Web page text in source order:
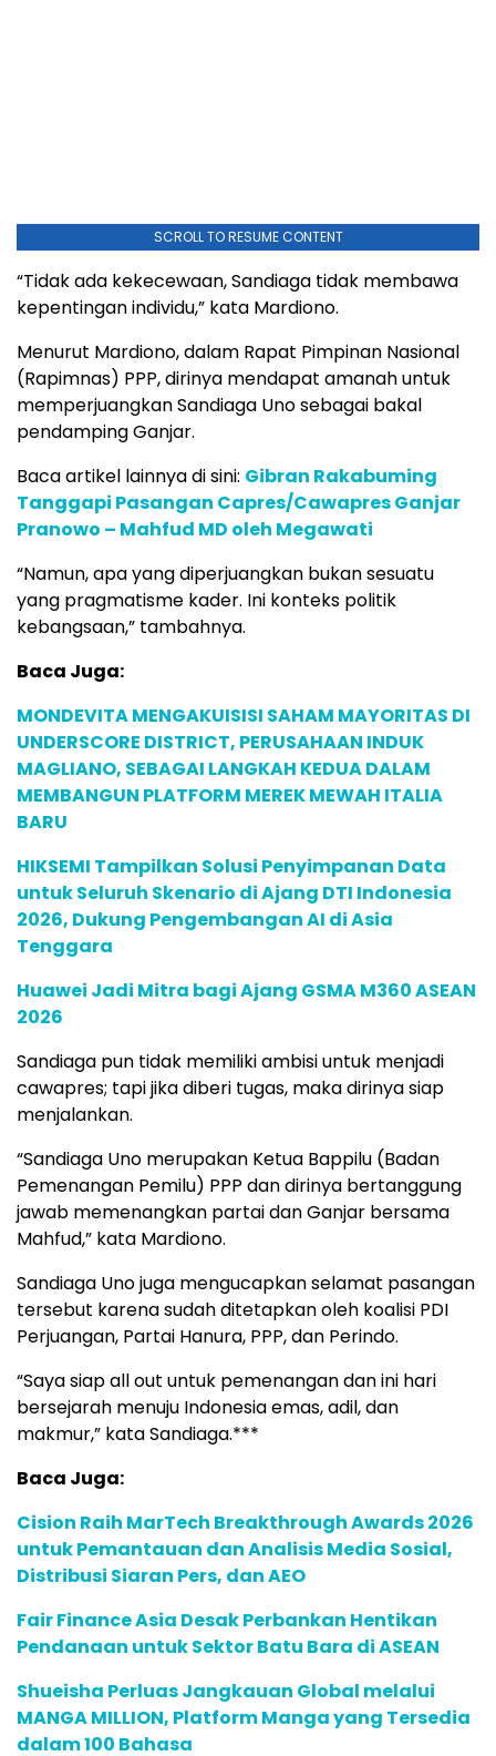
SCROLL TO RESUME CONTENT
“Tidak ada kekecewaan, Sandiaga tidak membawa
kepentingan individu,” kata Mardiono.
Menurut Mardiono, dalam Rapat Pimpinan Nasional
(Rapimnas) PPP, dirinya mendapat amanah untuk
memperjuangkan Sandiaga Uno sebagai bakal
pendamping Ganjar.
Baca artikel lainnya di sini: Gibran Rakabuming
Tanggapi Pasangan Capres/Cawapres Ganjar
Pranowo – Mahfud MD oleh Megawati
“Namun, apa yang diperjuangkan bukan sesuatu
yang pragmatisme kader. Ini konteks politik
kebangsaan,” tambahnya.
Baca Juga:
MONDEVITA MENGAKUISISI SAHAM MAYORITAS DI
UNDERSCORE DISTRICT, PERUSAHAAN INDUK
MAGLIANO, SEBAGAI LANGKAH KEDUA DALAM
MEMBANGUN PLATFORM MEREK MEWAH ITALIA
BARU
HIKSEMI Tampilkan Solusi Penyimpanan Data
untuk Seluruh Skenario di Ajang DTI Indonesia
2026, Dukung Pengembangan AI di Asia
Tenggara
Huawei Jadi Mitra bagi Ajang GSMA M360 ASEAN
2026
Sandiaga pun tidak memiliki ambisi untuk menjadi
cawapres; tapi jika diberi tugas, maka dirinya siap
menjalankan.
“Sandiaga Uno merupakan Ketua Bappilu (Badan
Pemenangan Pemilu) PPP dan dirinya bertanggung
jawab memenangkan partai dan Ganjar bersama
Mahfud,” kata Mardiono.
Sandiaga Uno juga mengucapkan selamat pasangan
tersebut karena sudah ditetapkan oleh koalisi PDI
Perjuangan, Partai Hanura, PPP, dan Perindo.
“Saya siap all out untuk pemenangan dan ini hari
bersejarah menuju Indonesia emas, adil, dan
makmur,” kata Sandiaga.***
Baca Juga:
Cision Raih MarTech Breakthrough Awards 2026
untuk Pemantauan dan Analisis Media Sosial,
Distribusi Siaran Pers, dan AEO
Fair Finance Asia Desak Perbankan Hentikan
Pendanaan untuk Sektor Batu Bara di ASEAN
Shueisha Perluas Jangkauan Global melalui
MANGA MILLION, Platform Manga yang Tersedia
dalam 100 Bahasa